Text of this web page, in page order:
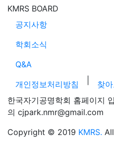
KMRS BOARD
공지사항
학회소식
Q&A
개인정보처리방침
찾
한국자기공명학회 홈페이지
의 cjpark.nmr@gmail.com
Copyright © 2019 KMRS.